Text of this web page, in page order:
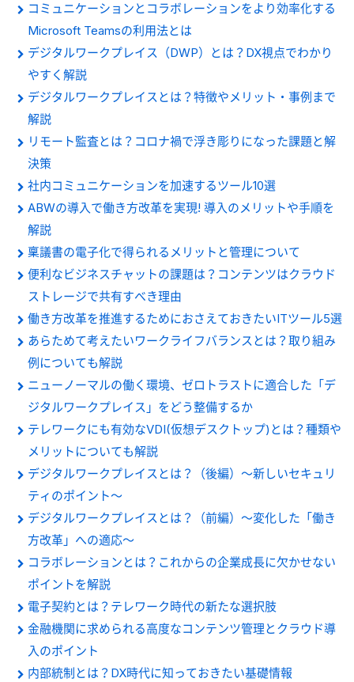
コミュニケーションとコラボレーションをより効率化する
Microsoft Teamsの利用法とは
デジタルワークプレイス（DWP）とは？DX視点でわかり
やすく解説
デジタルワークプレイスとは？特徴やメリット・事例まで
解説
リモート監査とは？コロナ禍で浮き彫りになった課題と解
決策
社内コミュニケーションを加速するツール10選
ABWの導入で働き方改革を実現! 導入のメリットや手順を
解説
稟議書の電子化で得られるメリットと管理について
便利なビジネスチャットの課題は？コンテンツはクラウド
ストレージで共有すべき理由
働き方改革を推進するためにおさえておきたいITツール5選
あらためて考えたいワークライフバランスとは？取り組み
例についても解説
ニューノーマルの働く環境、ゼロトラストに適合した「デ
ジタルワークプレイス」をどう整備するか
テレワークにも有効なVDI(仮想デスクトップ)とは？種類や
メリットについても解説
デジタルワークプレイスとは？（後編）～新しいセキュリ
ティのポイント～
デジタルワークプレイスとは？（前編）～変化した「働き
方改革」への適応～
コラボレーションとは？これからの企業成長に欠かせない
ポイントを解説
電子契約とは？テレワーク時代の新たな選択肢
金融機関に求められる高度なコンテンツ管理とクラウド導
入のポイント
内部統制とは？DX時代に知っておきたい基礎情報